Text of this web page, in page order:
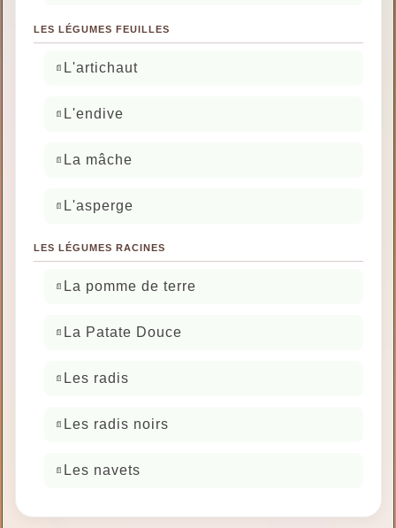
LES LÉGUMES FEUILLES
L'artichaut
L'endive
La mâche
L'asperge
LES LÉGUMES RACINES
La pomme de terre
La Patate Douce
Les radis
Les radis noirs
Les navets